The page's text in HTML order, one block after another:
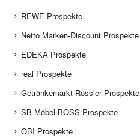
REWE Prospekte
Netto Marken-Discount Prospekte
EDEKA Prospekte
real Prospekte
Getränkemarkt Rössler Prospekte
SB-Möbel BOSS Prospekte
OBI Prospekte